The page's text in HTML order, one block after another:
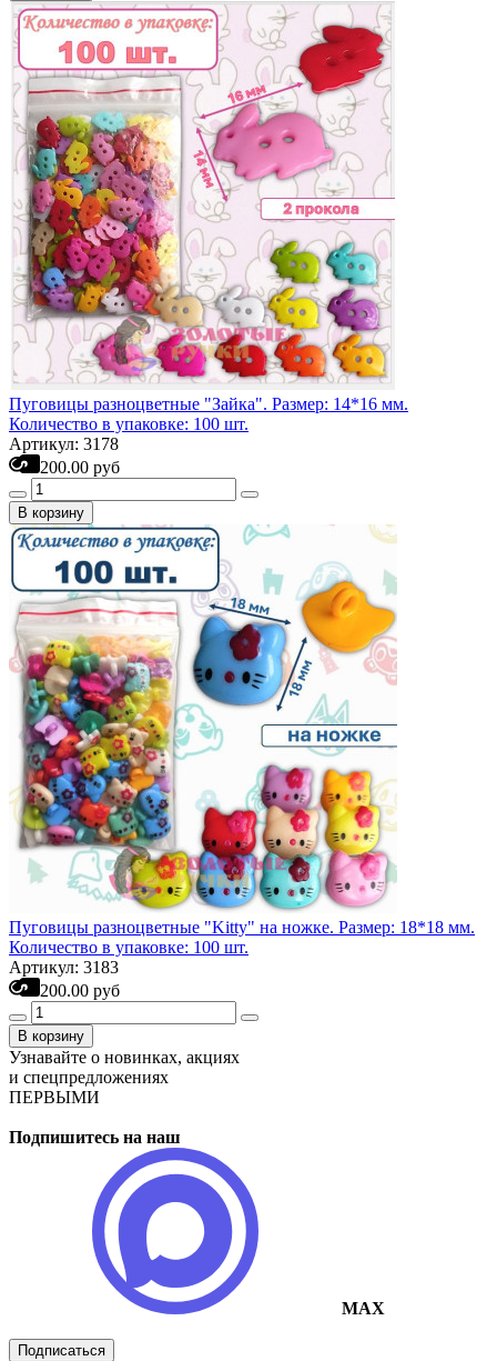
Пуговицы разноцветные "Зайка". Размер: 14*16 мм.
Количество в упаковке: 100 шт.
Артикул: 3178
200.00 руб
В корзину
Пуговицы разноцветные "Kitty" на ножке. Размер: 18*18 мм.
Количество в упаковке: 100 шт.
Артикул: 3183
200.00 руб
В корзину
Узнавайте о новинках, акциях
и спецпредложениях
ПЕРВЫМИ
Подпишитесь на наш
MAX
Подписаться